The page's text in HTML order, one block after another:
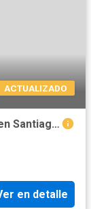
ACTUALIZADO
Departamento en venta 2D+2B 51 m2 en Santiago Centro – Oportunidad
en detalle